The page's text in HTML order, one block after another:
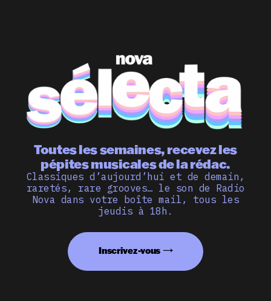
Toutes les semaines, recevez les
pépites musicales de la rédac.
Classiques d’aujourd’hui et de demain,
raretés, rare grooves… le son de Radio
Nova dans votre boîte mail, tous les
jeudis à 18h.
Inscrivez-vous